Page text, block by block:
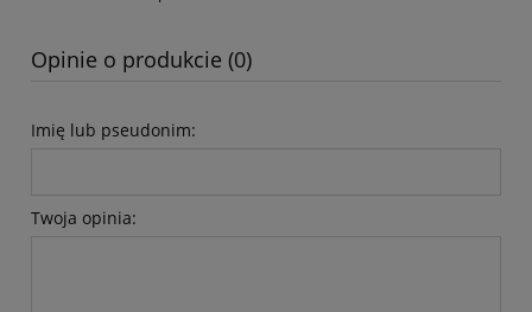
Opinie o produkcie (0)
Imię lub pseudonim:
Twoja opinia: